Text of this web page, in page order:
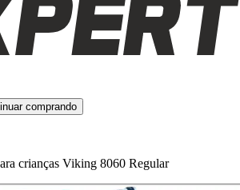
comprando
crianças Viking 8060 Regular